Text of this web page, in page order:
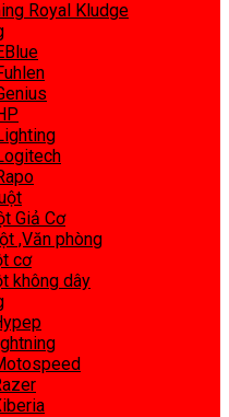
Royal Kludge
Giả Cơ
,Văn phòng
cơ
không dây